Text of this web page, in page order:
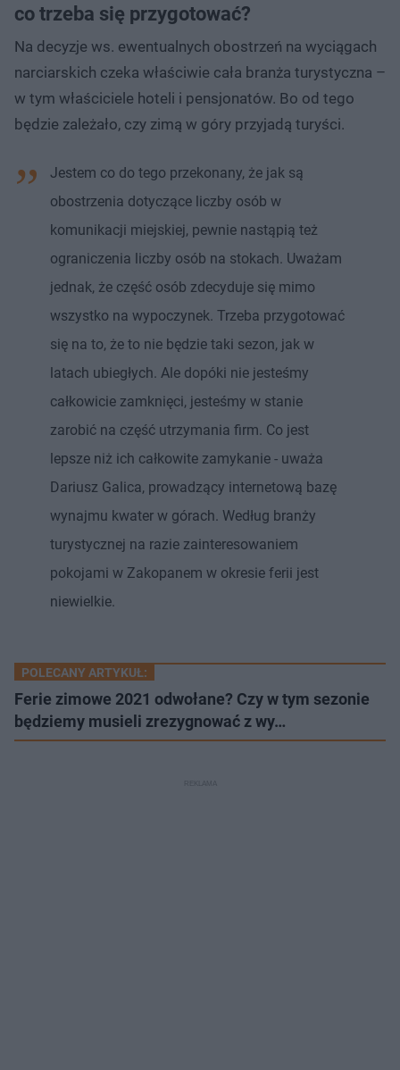
co trzeba się przygotować?
Na decyzje ws. ewentualnych obostrzeń na wyciągach
narciarskich czeka właściwie cała branża turystyczna –
w tym właściciele hoteli i pensjonatów. Bo od tego
będzie zależało, czy zimą w góry przyjadą turyści.
Jestem co do tego przekonany, że jak są
obostrzenia dotyczące liczby osób w
komunikacji miejskiej, pewnie nastąpią też
ograniczenia liczby osób na stokach. Uważam
jednak, że część osób zdecyduje się mimo
wszystko na wypoczynek. Trzeba przygotować
się na to, że to nie będzie taki sezon, jak w
latach ubiegłych. Ale dopóki nie jesteśmy
całkowicie zamknięci, jesteśmy w stanie
zarobić na część utrzymania firm. Co jest
lepsze niż ich całkowite zamykanie - uważa
Dariusz Galica, prowadzący internetową bazę
wynajmu kwater w górach. Według branży
turystycznej na razie zainteresowaniem
pokojami w Zakopanem w okresie ferii jest
niewielkie.
POLECANY ARTYKUŁ:
Ferie zimowe 2021 odwołane? Czy w tym sezonie
będziemy musieli zrezygnować z wy…